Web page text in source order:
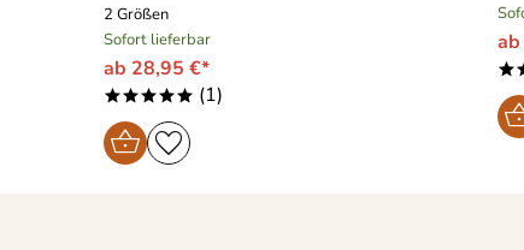
2 Größen
Sofort lieferbar
ab 28,95 €*
***** (1)